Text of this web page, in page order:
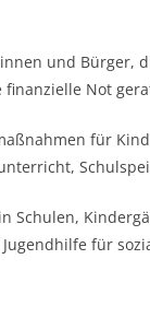
und Bürger,
Not
für
Schulen,
für